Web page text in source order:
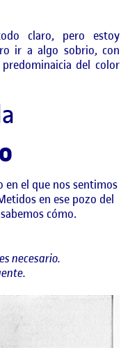
claro, pero estoy
ir a algo sobrio, con
del color
en el que nos sentimos
en ese pozo del
cómo.
necesario.